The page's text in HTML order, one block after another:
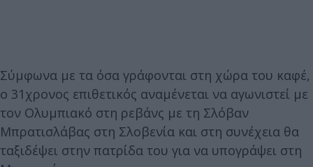
Σύμφωνα με τα όσα γράφονται στη χώρα του καφέ,
ο 31χρονος επιθετικός αναμένεται να αγωνιστεί με
τον Ολυμπιακό στη ρεβάνς με τη Σλόβαν
Μπρατισλάβας στη Σλοβενία και στη συνέχεια θα
ταξιδέψει στην πατρίδα του για να υπογράψει στη